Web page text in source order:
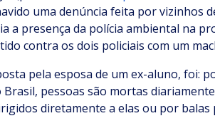
uma denúncia feita por vizinhos
a presença da polícia ambiental na
contra os dois policiais com um
pela esposa de um ex-aluno, foi:
pessoas são mortas
diretamente a elas ou por balas